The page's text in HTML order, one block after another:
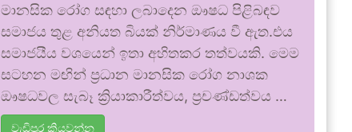
මානසික රෝග සඳහා ලබාදෙන ඖෂධ පිළිබඳව
සමාජය තුළ අනියත බියක් නිර්මාණය වී ඇත.එය
සමාජයීය වශයෙන් ඉතා අහිතකර තත්වයකි. මෙම
සටහන මඟින් ප්‍රධාන මානසික රෝග නාශක
ඖෂධවල සැබෑ ක්‍රියාකාරීත්වය, ප්‍රචණ්ඩත්වය …
වැඩිපුර කියවන්න